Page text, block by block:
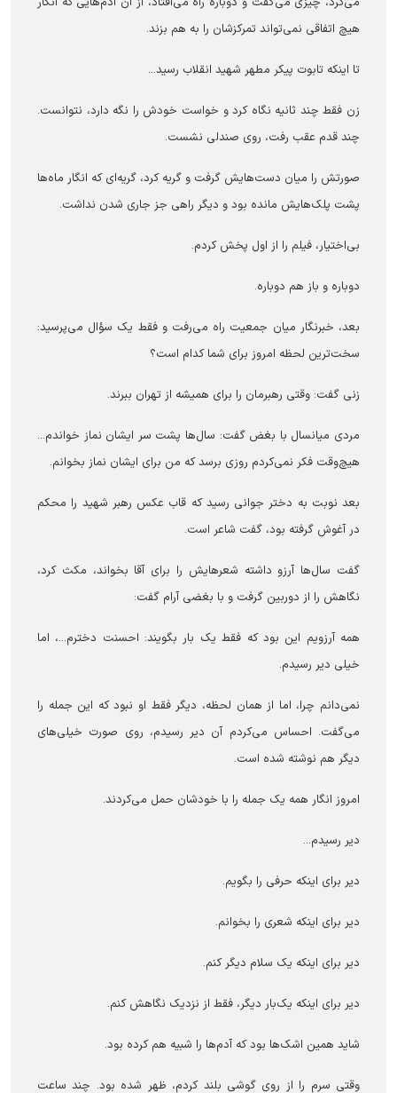
هیچ اتفاقی نمی‌تواند تمرکزشان را به هم بزند.
تا اینکه تابوت پیکر مطهر شهید انقلاب رسید...
زن فقط چند ثانیه نگاه کرد و خواست خودش را نگه دارد، نتوانست.
چند قدم عقب رفت، روی صندلی نشست.
صورتش را میان دست‌هایش گرفت و گریه کرد، گریه‌ای که انگار ماه‌ها
پشت پلک‌هایش مانده بود و دیگر راهی جز جاری شدن نداشت.
بی‌اختیار، فیلم را از اول پخش کردم.
دوباره و باز هم دوباره.
بعد، خبرنگار میان جمعیت راه می‌رفت و فقط یک سؤال می‌پرسید:
سخت‌ترین لحظه امروز برای شما کدام است؟
زنی گفت: وقتی رهبرمان را برای همیشه از تهران ببرند.
مردی میانسال با بغض گفت: سال‌ها پشت سر ایشان نماز خواندم...
هیچ‌وقت فکر نمی‌کردم روزی برسد که من برای ایشان نماز بخوانم.
بعد نوبت به دختر جوانی رسید که قاب عکس رهبر شهید را محکم
در آغوش گرفته بود، گفت شاعر است.
گفت سال‌ها آرزو داشته شعرهایش را برای آقا بخواند، مکث کرد،
نگاهش را از دوربین گرفت و با بغضی آرام گفت:
همه آرزویم این بود که فقط یک بار بگویند: احسنت دخترم...، اما
خیلی دیر رسیدم.‌
نمی‌دانم چرا، اما از همان لحظه، دیگر فقط او نبود که این جمله را
می‌گفت. احساس می‌کردم آن دیر رسیدم، روی صورت خیلی‌های
دیگر هم نوشته شده است.
امروز انگار همه یک جمله را با خودشان حمل می‌کردند.
دیر رسیدم...
دیر برای اینکه حرفی را بگویم.
دیر برای اینکه شعری را بخوانم.
دیر برای اینکه یک سلام دیگر کنم.
دیر برای اینکه یک‌بار دیگر، فقط از نزدیک نگاهش کنم.
شاید همین اشک‌ها بود که آدم‌ها را شبیه هم کرده بود.
وقتی سرم را از روی گوشی بلند کردم، ظهر شده بود. چند ساعت